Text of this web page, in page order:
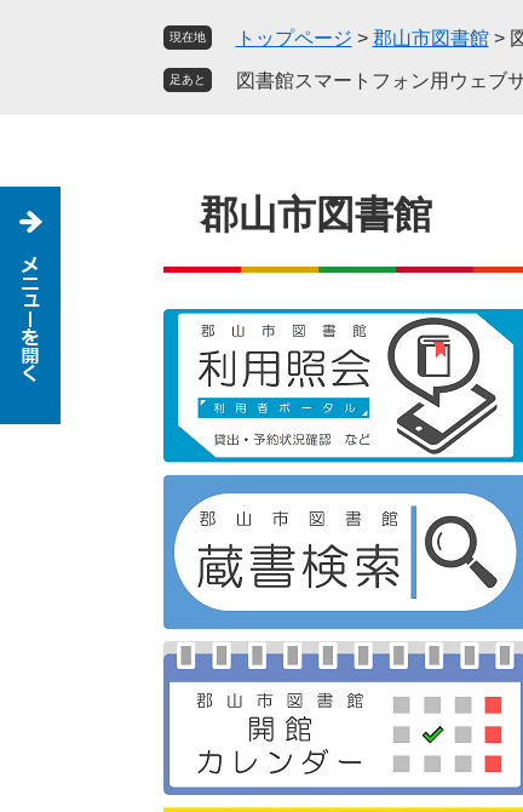
で
ば
現在地 トップページ > 郡山市図書館 >
足あと 図書館スマートフォン用ウェブ
郡山市図書館